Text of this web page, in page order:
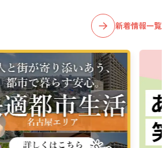
新着情報一覧